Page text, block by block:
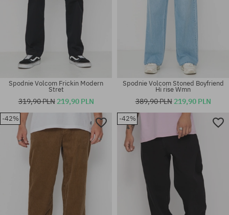
Dostępne rozmiary:
31X32
Dostępne rozmiary:
30X32; 31X32; 32X34; 34X32;
34X34
Spodnie Volcom Frickin Modern
Stret
319,90 PLN 219,90 PLN
Spodnie Volcom Stoned Boyfriend
Hi rise Wmn
389,90 PLN 219,90 PLN
-42% -42%